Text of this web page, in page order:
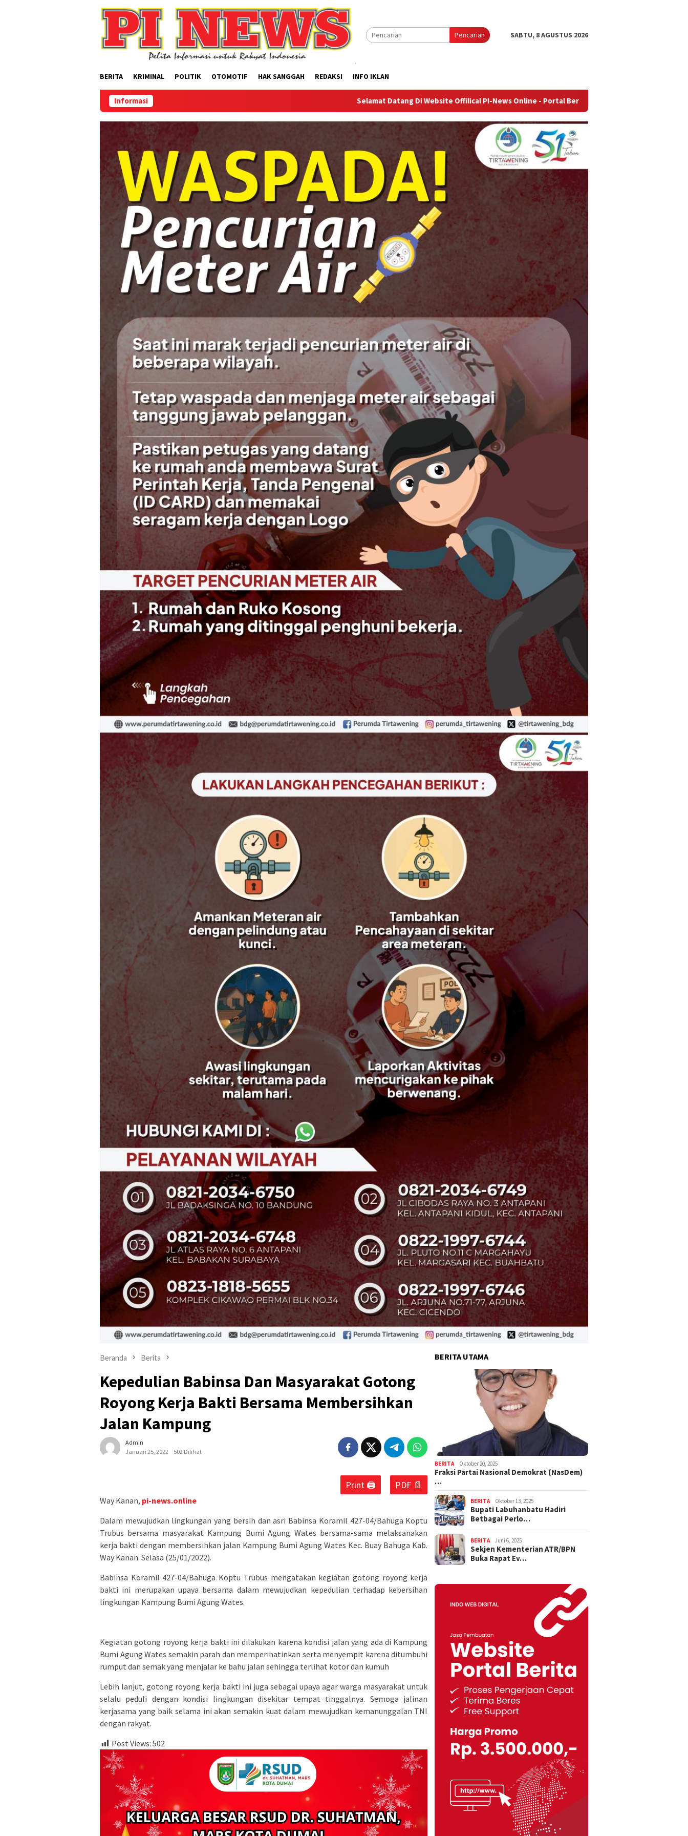
Pencarian
SABTU, 8 AGUSTUS 2026
BERITA KRIMINAL POLITIK OTOMOTIF HAK SANGGAH REDAKSI INFO IKLAN
Informasi Selamat Datang Di Website Offilical PI-News Online - Portal Berita Terupdate & Terpercaya
Beranda Berita
Kepedulian Babinsa Dan Masyarakat Gotong
Royong Kerja Bakti Bersama Membersihkan
Jalan Kampung
Admin
Januari 25, 2022
502 Dilihat
Print 🖨 PDF 📄
Way Kanan, pi-news.online
Dalam mewujudkan lingkungan yang bersih dan asri Babinsa Koramil 427-04/Bahuga Koptu
Trubus bersama masyarakat Kampung Bumi Agung Wates bersama-sama melaksanakan
kerja bakti dengan membersihkan jalan Kampung Bumi Agung Wates Kec. Buay Bahuga Kab.
Way Kanan. Selasa (25/01/2022).
Babinsa Koramil 427-04/Bahuga Koptu Trubus mengatakan kegiatan gotong royong kerja
bakti ini merupakan upaya bersama dalam mewujudkan kepedulian terhadap kebersihan
lingkungan Kampung Bumi Agung Wates.
Kegiatan gotong royong kerja bakti ini dilakukan karena kondisi jalan yang ada di Kampung
Bumi Agung Wates semakin parah dan memperihatinkan serta menyempit karena ditumbuhi
rumput dan semak yang menjalar ke bahu jalan sehingga terlihat kotor dan kumuh
Lebih lanjut, gotong royong kerja bakti ini juga sebagai upaya agar warga masyarakat untuk
selalu peduli dengan kondisi lingkungan disekitar tempat tinggalnya. Semoga jalinan
kerjasama yang baik selama ini akan semakin kuat dalam mewujudkan kemanunggalan TNI
dengan rakyat.
Post Views: 502
BERITA UTAMA
BERITA Oktober 20, 2025
Fraksi Partai Nasional Demokrat (NasDem)
…
BERITA Oktober 13, 2025
Bupati Labuhanbatu Hadiri
Betbagai Perlo…
BERITA Juni 6, 2025
Sekjen Kementerian ATR/BPN
Buka Rapat Ev…